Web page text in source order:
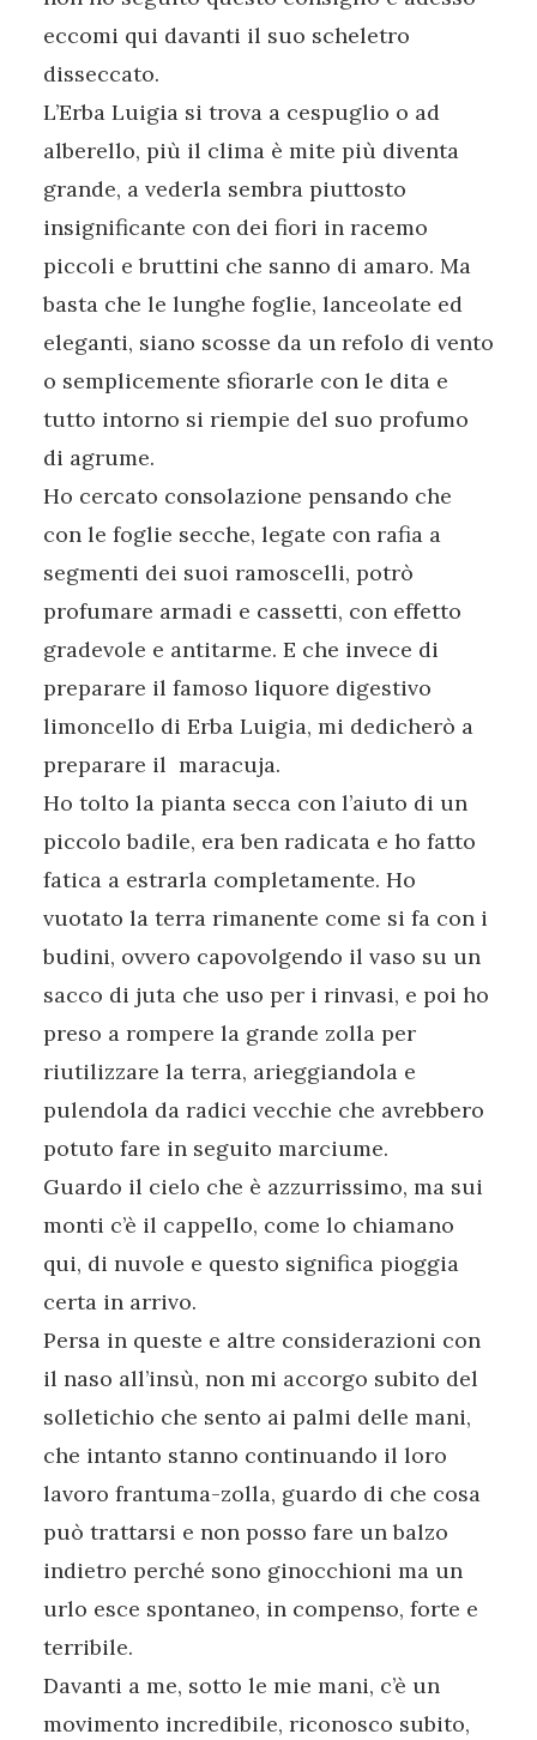
eccomi qui davanti il suo scheletro
disseccato.
L’Erba Luigia si trova a cespuglio o ad
alberello, più il clima è mite più diventa
grande, a vederla sembra piuttosto
insignificante con dei fiori in racemo
piccoli e bruttini che sanno di amaro. Ma
basta che le lunghe foglie, lanceolate ed
eleganti, siano scosse da un refolo di vento
o semplicemente sfiorarle con le dita e
tutto intorno si riempie del suo profumo
di agrume.
Ho cercato consolazione pensando che
con le foglie secche, legate con rafia a
segmenti dei suoi ramoscelli, potrò
profumare armadi e cassetti, con effetto
gradevole e antitarme. E che invece di
preparare il famoso liquore digestivo
limoncello di Erba Luigia, mi dedicherò a
preparare il maracuja.
Ho tolto la pianta secca con l’aiuto di un
piccolo badile, era ben radicata e ho fatto
fatica a estrarla completamente. Ho
vuotato la terra rimanente come si fa con i
budini, ovvero capovolgendo il vaso su un
sacco di juta che uso per i rinvasi, e poi ho
preso a rompere la grande zolla per
riutilizzare la terra, arieggiandola e
pulendola da radici vecchie che avrebbero
potuto fare in seguito marciume.
Guardo il cielo che è azzurrissimo, ma sui
monti c’è il cappello, come lo chiamano
qui, di nuvole e questo significa pioggia
certa in arrivo.
Persa in queste e altre considerazioni con
il naso all’insù, non mi accorgo subito del
solletichio che sento ai palmi delle mani,
che intanto stanno continuando il loro
lavoro frantuma-zolla, guardo di che cosa
può trattarsi e non posso fare un balzo
indietro perché sono ginocchioni ma un
urlo esce spontaneo, in compenso, forte e
terribile.
Davanti a me, sotto le mie mani, c’è un
movimento incredibile, riconosco subito,